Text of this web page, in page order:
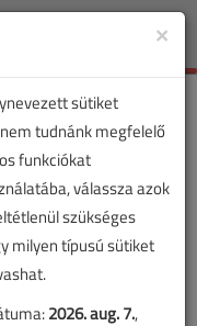
Toggle
×
sütiket
tudnánk megfelelő
funkciókat
válassza azok
szükséges
milyen típusú sütiket
2026. aug. 7.,